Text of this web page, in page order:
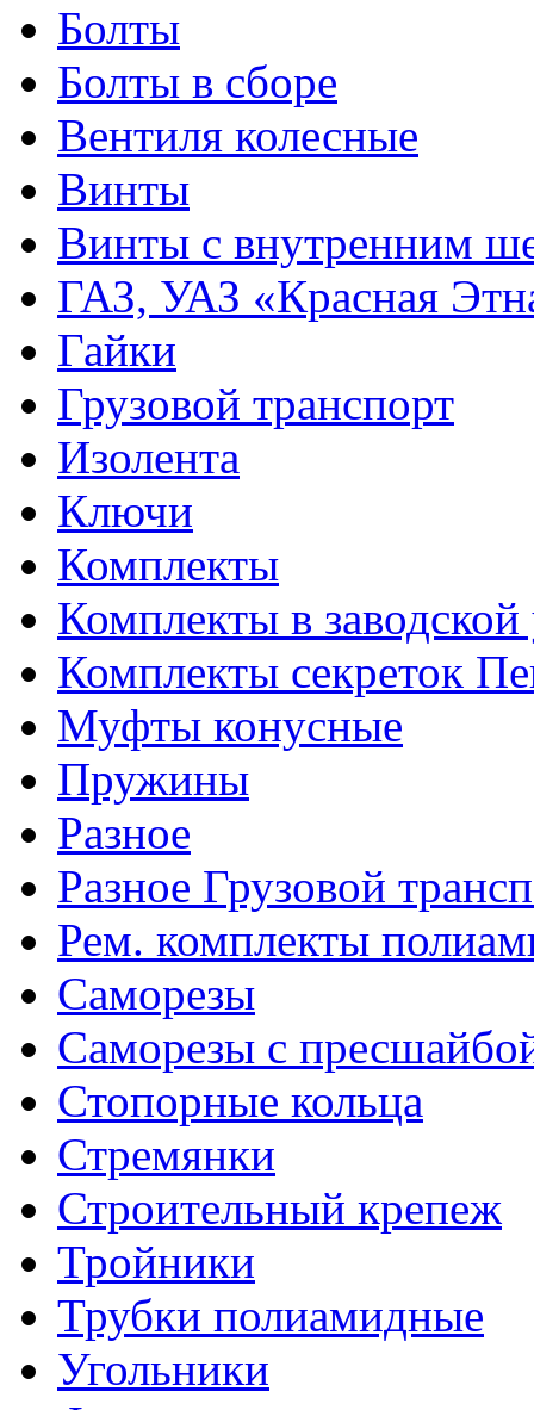
Болты
Болты в сборе
Вентиля колесные
Винты
Винты с внутренним
ГАЗ, УАЗ «Красная
Гайки
Грузовой транспорт
Изолента
Ключи
Комплекты
Комплекты в заводской
Комплекты секреток
Муфты конусные
Пружины
Разное
Разное Грузовой
Рем. комплекты
Саморезы
Саморезы с
Стопорные кольца
Стремянки
Строительный крепеж
Тройники
Трубки полиамидные
Угольники